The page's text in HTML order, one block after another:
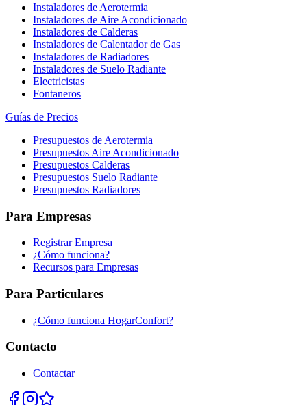
Instaladores de Aerotermia
Instaladores de Aire Acondicionado
Instaladores de Calderas
Instaladores de Calentador de Gas
Instaladores de Radiadores
Instaladores de Suelo Radiante
Electricistas
Fontaneros
Guías de Precios
Presupuestos de Aerotermia
Presupuestos Aire Acondicionado
Presupuestos Calderas
Presupuestos Suelo Radiante
Presupuestos Radiadores
Para Empresas
Registrar Empresa
¿Cómo funciona?
Recursos para Empresas
Para Particulares
¿Cómo funciona HogarConfort?
Contacto
Contactar